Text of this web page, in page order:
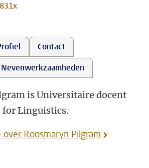
Contact
Nevenwerkzaamheden
is Universitaire docent
for Linguistics.
Roosmaryn Pilgram